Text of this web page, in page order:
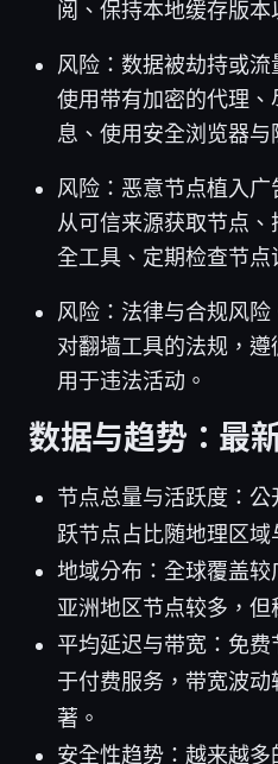
阅、保持本地缓存版本
风险：数据被劫持或
使用带有加密的代理
息、使用安全浏览器与
风险：恶意节点植入广
从可信来源获取节点
全工具、定期检查节点
风险：法律与合规风
对翻墙工具的法规，
用于违法活动。
数据与趋势：最
节点总量与活跃度：
跃节点占比随地理区域
地域分布：全球覆盖
亚洲地区节点较多，但
平均延迟与带宽：免
于付费服务，带宽波
著。
安全性趋势：越来越